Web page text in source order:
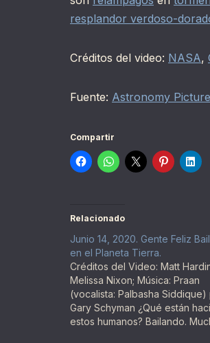
resplandor verdoso-
Créditos del video: NASA,
Fuente: Astronomy
Compartir
Relacionado
Junio 14, 2020. Gente Feliz
en el Planeta Tierra.
Créditos del Video: Matt
Melissa Nixon; Música: Praan
(vocalista: Palbasha Siddique)
Gary Schyman ¿Qué están
estos humanos? Bailando.